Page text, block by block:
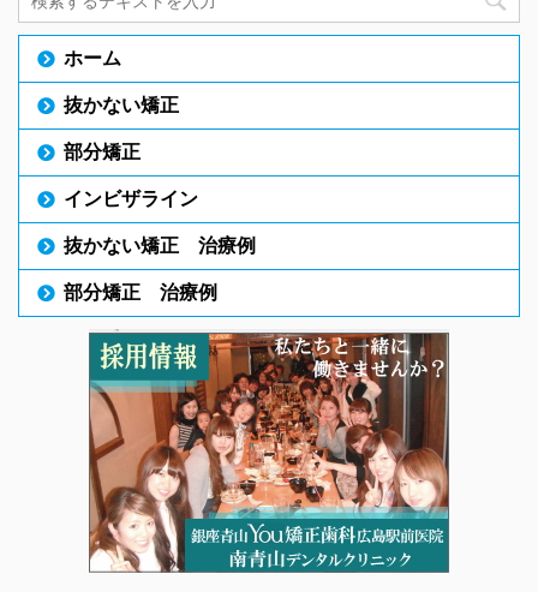
ホーム
抜かない矯正
部分矯正
インビザライン
抜かない矯正 治療例
部分矯正 治療例